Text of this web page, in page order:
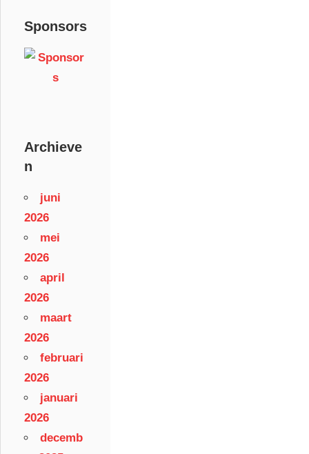
Sponsors
Archieve
n
juni
2026
mei
2026
april
2026
maart
2026
februari
2026
januari
2026
decemb